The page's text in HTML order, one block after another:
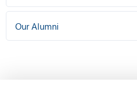
Our Alumni